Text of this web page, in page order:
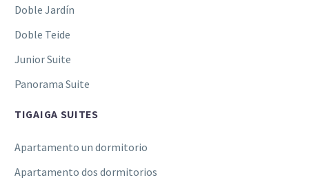
Doble Jardín
Doble Teide
Junior Suite
Panorama Suite
TIGAIGA SUITES
Apartamento un dormitorio
Apartamento dos dormitorios